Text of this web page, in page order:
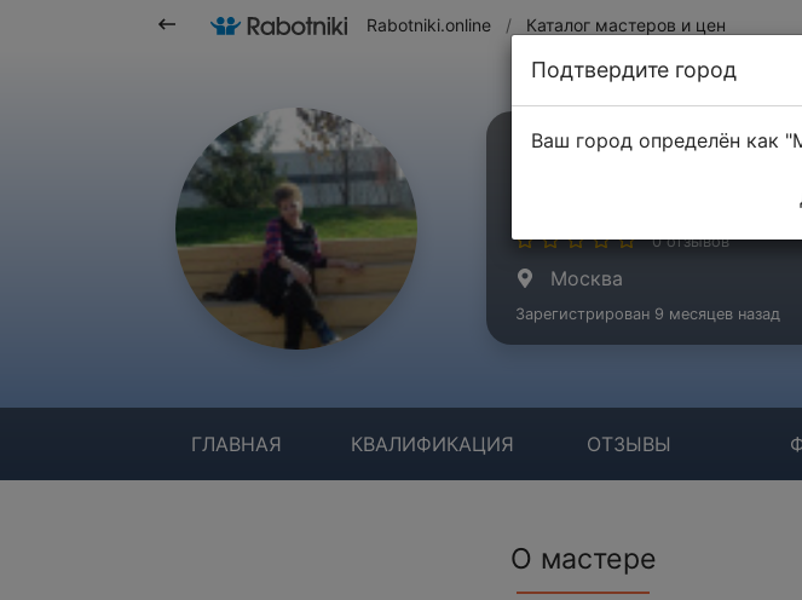
Rabotniki.online / Каталог мастеров и цен
Серова Нина
0 отзывов
Москва
Зарегистрирован 9 месяцев назад
ГЛАВНАЯ КВАЛИФИКАЦИЯ ОТЗЫВЫ
О мастере
Подтвердите город
Ваш город определён как